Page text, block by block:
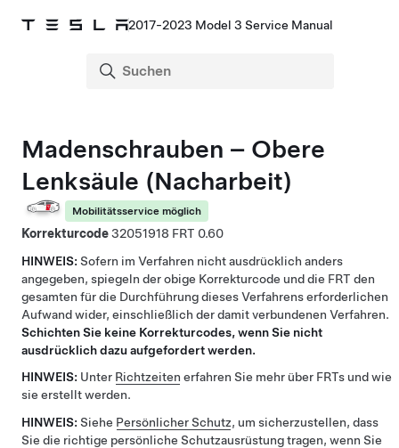
2017-2023 Model 3 Service Manual
Madenschrauben – Obere
Lenksäule (Nacharbeit)
Mobilitätsservice möglich
Korrekturcode32051918
0.60
HINWEIS: Sofern im Verfahren nicht ausdrücklich anders
angegeben, spiegeln der obige Korrekturcode und die FRT den
gesamten für die Durchführung dieses Verfahrens erforderlichen
Aufwand wider, einschließlich der damit verbundenen Verfahren.
Schichten Sie keine Korrekturcodes, wenn Sie nicht
ausdrücklich dazu aufgefordert werden.
HINWEIS: Unter Richtzeiten erfahren Sie mehr über FRTs und wie
sie erstellt werden.
HINWEIS: Siehe Persönlicher Schutz, um sicherzustellen, dass
Sie die richtige persönliche Schutzausrüstung tragen, wenn Sie